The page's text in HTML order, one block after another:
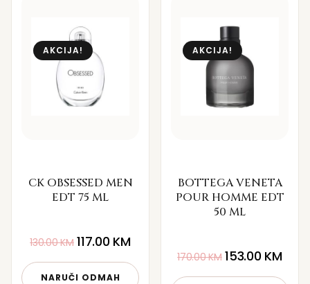
AKCIJA!
CK OBSESSED MEN
EDT 75 ML
130.00KM 117.00 KM
NARUČI ODMAH
AKCIJA!
BOTTEGA VENETA
POUR HOMME EDT
50 ML
170.00KM 153.00 KM